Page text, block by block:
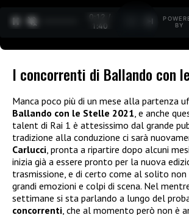
0:12 /
1:40
BY
I concorrenti di Ballando con
Manca poco più di un mese alla partenza
Ballando con le Stelle 2021, e anche
talent di Rai 1 è attesissimo dal grande
tradizione alla conduzione ci sarà
Carlucci, pronta a ripartire dopo alcuni
inizia già a essere pronto per la nuova
trasmissione, e di certo come al solito non
grandi emozioni e colpi di scena. Nel
settimane si sta parlando a lungo del
concorrenti, che al momento però non è